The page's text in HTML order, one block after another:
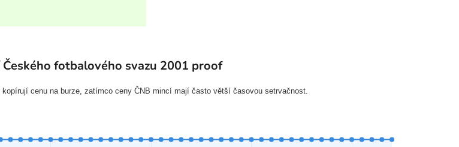
fotbalového svazu 2001 proof
cenu na burze, zatímco ceny ČNB mincí mají často větší časovou setrvačnost.